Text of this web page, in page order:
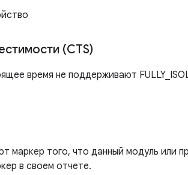
(CTS)
время не поддерживают
маркер того, что данный модуль или
в своем отчете.